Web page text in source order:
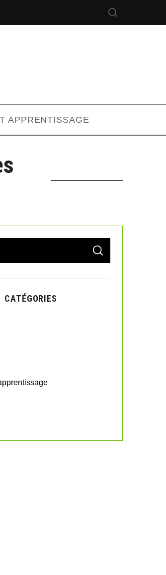
APPRENTISSAGE
S
A
C
CATÉGORIES